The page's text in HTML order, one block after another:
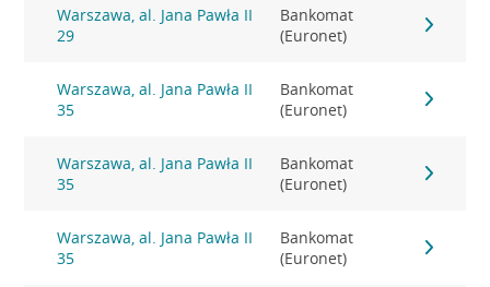
Warszawa, al. Jana Pawła II
29
Bankomat
(Euronet)
Warszawa, al. Jana Pawła II
35
Bankomat
(Euronet)
Warszawa, al. Jana Pawła II
35
Bankomat
(Euronet)
Warszawa, al. Jana Pawła II
35
Bankomat
(Euronet)